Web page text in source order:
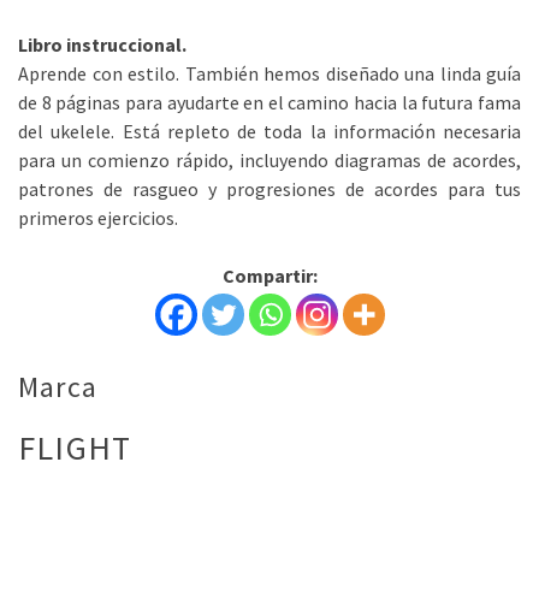
Libro instruccional.
Aprende con estilo. También hemos diseñado una linda guía
de 8 páginas para ayudarte en el camino hacia la futura fama
del ukelele. Está repleto de toda la información necesaria
para un comienzo rápido, incluyendo diagramas de acordes,
patrones de rasgueo y progresiones de acordes para tus
primeros ejercicios.
Compartir:
Marca
FLIGHT